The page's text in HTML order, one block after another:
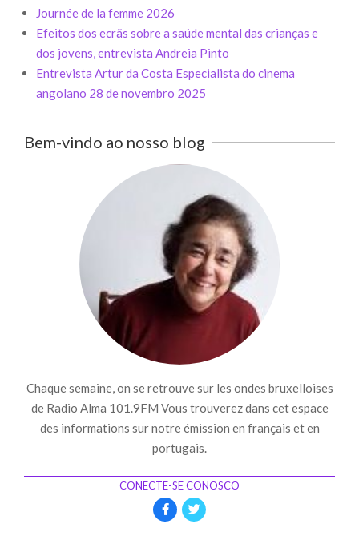
Journée de la femme 2026
Efeitos dos ecrãs sobre a saúde mental das crianças e
dos jovens, entrevista Andreia Pinto
Entrevista Artur da Costa Especialista do cinema
angolano 28 de novembro 2025
Bem-vindo ao nosso blog
Chaque semaine, on se retrouve sur les ondes bruxelloises
de Radio Alma 101.9FM Vous trouverez dans cet espace
des informations sur notre émission en français et en
portugais.
CONECTE-SE CONOSCO